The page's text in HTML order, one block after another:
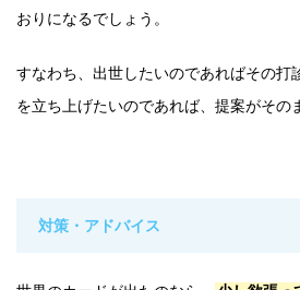
おりになるでしょう。
すなわち、出世したいのであればその打
を立ち上げたいのであれば、提案がその
対策・アドバイス